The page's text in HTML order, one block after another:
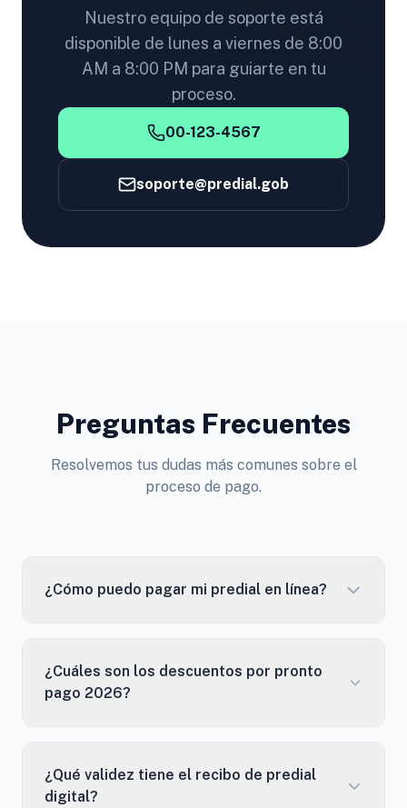
Nuestro equipo de soporte está
disponible de lunes a viernes de 8:00
AM a 8:00 PM para guiarte en tu
proceso.
00-123-4567
soporte@predial.gob
Preguntas Frecuentes
Resolvemos tus dudas más comunes sobre el
proceso de pago.
¿Cómo puedo pagar mi predial en línea?
¿Cuáles son los descuentos por pronto
pago 2026?
¿Qué validez tiene el recibo de predial
digital?